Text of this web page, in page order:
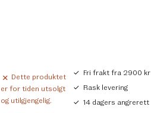
Dette produktet
er for tiden utsolgt
og utilgjengelig.
Fri frakt fra 2900 kr
Rask levering
14 dagers angrerett